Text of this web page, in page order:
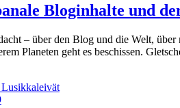
Bloginhalte und
– über den Blog und die Welt,
Planeten geht es beschissen.